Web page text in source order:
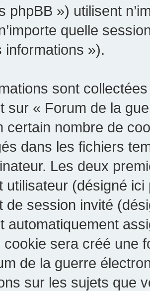
phpBB ») utilisent
quelle
informations »).
sont
sur « Forum de la
certain nombre de
dans les fichiers
Les deux
utilisateur (désigné
de session invité
automatiquement
cookie sera créé une
de la guerre
sur les sujets que